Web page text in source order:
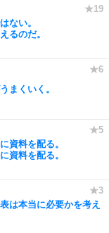
ない。
るのだ。
まくいく。
資料を配る。
資料を配る。
は本当に必要かを考え